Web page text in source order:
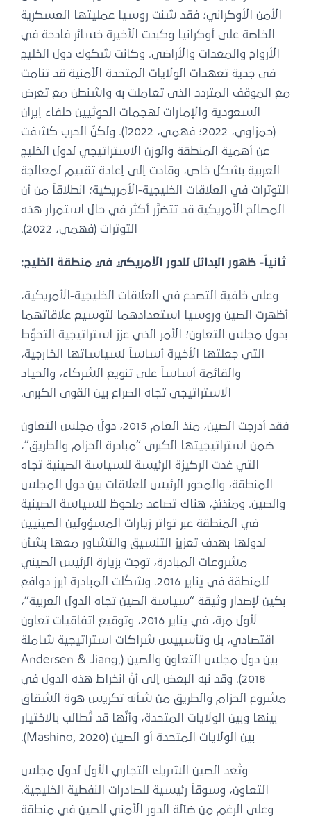
الأمن الأوكراني؛ فقد شنت روسيا عمليتها العسكرية
الخاصة على أوكرانيا وكبدت الأخيرة خسائر فادحة في
الأرواح والمعدات والأراضي. وكانت شكوك دول الخليج
فى جدية تعهدات الولايات المتحدة الأمنية قد تنامت
مع الموقف المتردد الذى تعاملت به واشنطن مع تعرض
السعودية والإمارات لهجمات الحوثيين حلفاء إيران
(حمزاوي، 2022؛ فهمي، 2022أ). ولكنّ الحرب كشفت
عن أهمية المنطقة والوزن الاستراتيجي لدول الخليج
العربية بشكل خاص، وقادت إلى إعادة تقييم لمعالجة
التوترات في العلاقات الخليجية-الأمريكية؛ انطلاقاً من أن
المصالح الأمريكية قد تتضرَّر أكثر في حال استمرار هذه
التوترات (فهمي، 2022).
ثانياً- ظهور البدائل للدور الأمريكي في منطقة الخليج:
وعلى خلفية التصدع في العلاقات الخليجية-الأمريكية،
أظهرت الصين وروسيا استعدادهما لتوسيع علاقاتهما
بدول مجلس التعاون؛ الأمر الذي عزز استراتيجية التحوّط
التي جعلتها الأخيرة أساساً لسياساتها الخارجية،
والقائمة أساساً على تنويع الشركاء، والحياد
الاستراتيجي تجاه الصراع بين القوى الكبرى.
فقد أدرجت الصين، منذ العام 2015، دولَ مجلس التعاون
ضمن استراتيجيتها الكبرى “مبادرة الحزام والطريق”،
التي غدت الركيزة الرئيسة للسياسة الصينية تجاه
المنطقة، والمحور الرئيس للعلاقات بين دول المجلس
والصين. ومنذئذٍ، هناك تصاعد ملحوظ للسياسة الصينية
في المنطقة عبر تواتر زيارات المسؤولين الصينيين
لدولها بهدف تعزيز التنسيق والتشاور معها بشأن
مشروعات المبادرة، توجت بزيارة الرئيس الصيني
للمنطقة في يناير 2016. وشكّلت المبادرة أبرز دوافع
بكين لإصدار وثيقة “سياسة الصين تجاه الدول العربية”،
لأول مرة، في يناير 2016، وتوقيع اتفاقيات تعاون
اقتصادي، بل وتأسييس شراكات استراتيجية شاملة
بين دول مجلس التعاون والصين (Andersen & Jiang,
2018). وقد نبه البعض إلى أنّ انخراط هذه الدول في
مشروع الحزام والطريق من شأنه تكريس هوة الشقاق
بينها وبين الولايات المتحدة، وأنّها قد تُطالب بالاختيار
بين الولايات المتحدة أو الصين (Mashino, 2020).
وتُعد الصين الشريك التجاري الأول لدول مجلس
التعاون، وسوقاً رئيسية للصادرات النفطية الخليجية.
وعلى الرغم من ضآلة الدور الأمني للصين في منطقة